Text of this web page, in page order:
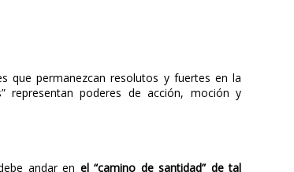
que permanezcan resolutos y fuertes en la
representan poderes de acción, moción y
andar en el “camino de santidad” de tal